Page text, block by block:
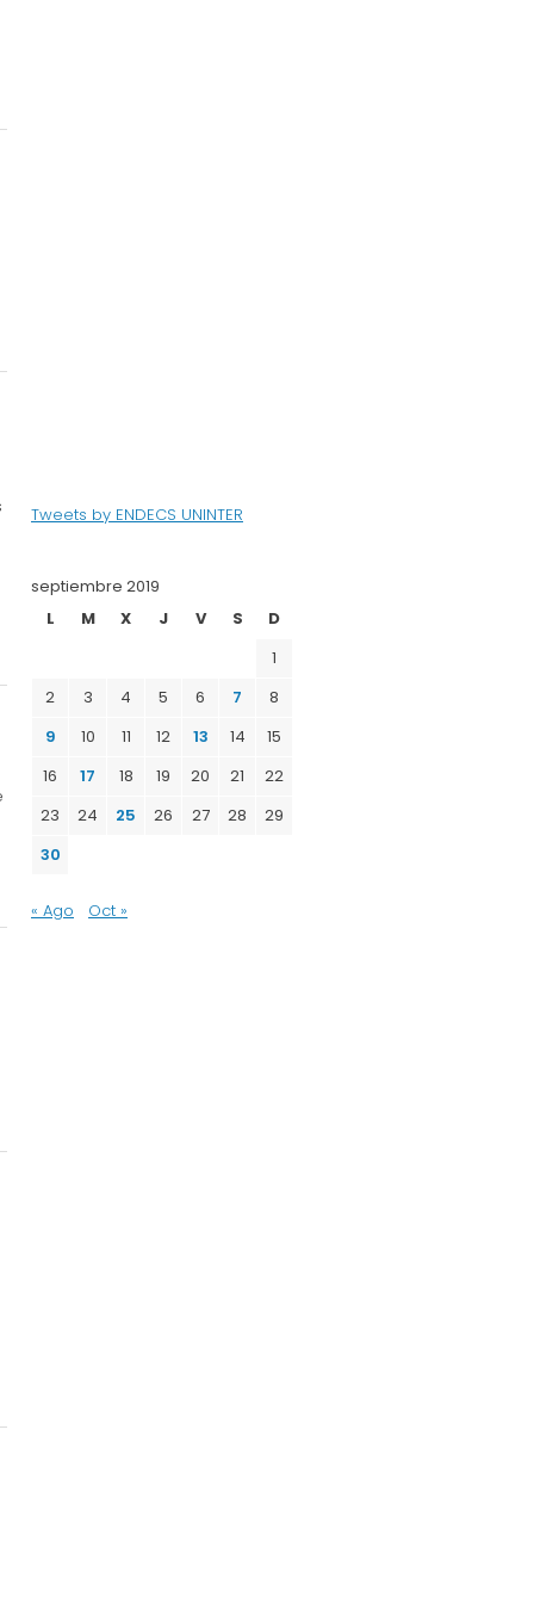
Tweets by ENDECS UNINTER
septiembre 2019
L
M X J V S
D
1
2
3 4 5 6 7
8
9
10 11 12 13 14
15
16
17 18 19 20 21
22
23
24 25 26 27 28
29
30
« Ago Oct »